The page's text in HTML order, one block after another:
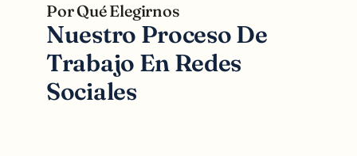
Por Qué Elegirnos
Nuestro Proceso De
Trabajo En Redes
Sociales